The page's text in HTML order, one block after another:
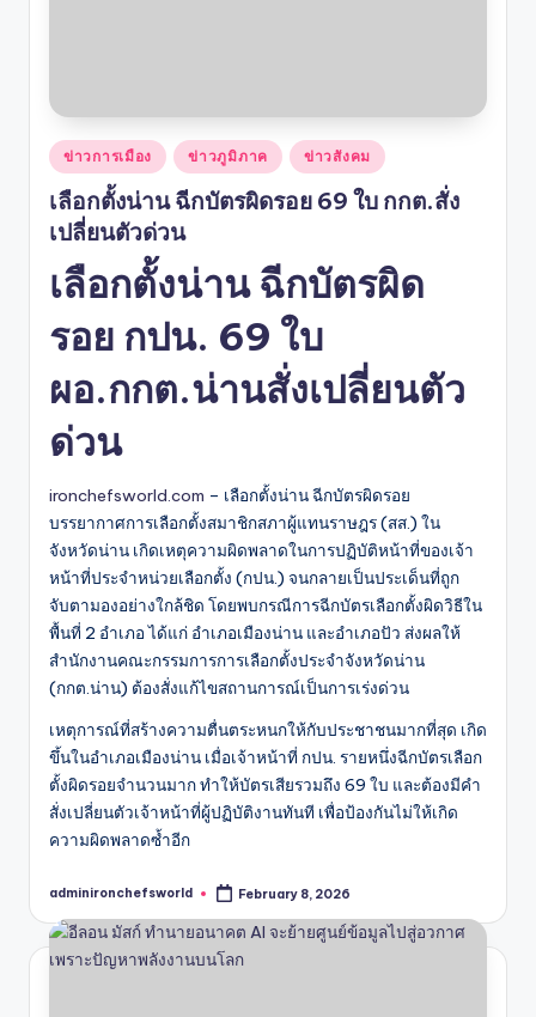
Posted
in
ข่าวการเมือง ข่าวภูมิภาค ข่าวสังคม
เลือกตั้งน่าน ฉีกบัตรผิดรอย 69 ใบ กกต.สั่ง
เปลี่ยนตัวด่วน
เลือกตั้งน่าน ฉีกบัตรผิด
รอย กปน. 69 ใบ
ผอ.กกต.น่านสั่งเปลี่ยนตัว
ด่วน
ironchefsworld.com – เลือกตั้งน่าน ฉีกบัตรผิดรอย
บรรยากาศการเลือกตั้งสมาชิกสภาผู้แทนราษฎร (สส.) ใน
จังหวัดน่าน เกิดเหตุความผิดพลาดในการปฏิบัติหน้าที่ของเจ้า
หน้าที่ประจำหน่วยเลือกตั้ง (กปน.) จนกลายเป็นประเด็นที่ถูก
จับตามองอย่างใกล้ชิด โดยพบกรณีการฉีกบัตรเลือกตั้งผิดวิธีใน
พื้นที่ 2 อำเภอ ได้แก่ อำเภอเมืองน่าน และอำเภอปัว ส่งผลให้
สำนักงานคณะกรรมการการเลือกตั้งประจำจังหวัดน่าน
(กกต.น่าน) ต้องสั่งแก้ไขสถานการณ์เป็นการเร่งด่วน
เหตุการณ์ที่สร้างความตื่นตระหนกให้กับประชาชนมากที่สุด เกิด
ขึ้นในอำเภอเมืองน่าน เมื่อเจ้าหน้าที่ กปน. รายหนึ่งฉีกบัตรเลือก
ตั้งผิดรอยจำนวนมาก ทำให้บัตรเสียรวมถึง 69 ใบ และต้องมีคำ
สั่งเปลี่ยนตัวเจ้าหน้าที่ผู้ปฏิบัติงานทันที เพื่อป้องกันไม่ให้เกิด
ความผิดพลาดซ้ำอีก
Posted
adminironchefsworld February 8, 2026